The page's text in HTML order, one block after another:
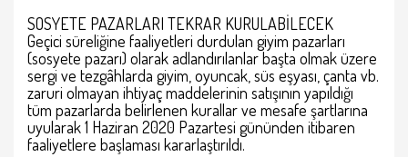
SOSYETE PAZARLARI TEKRAR KURULABİLECEK
Geçici süreliğine faaliyetleri durdulan giyim pazarları
(sosyete pazarı) olarak adlandırılanlar başta olmak üzere
sergi ve tezgâhlarda giyim, oyuncak, süs eşyası, çanta vb.
zaruri olmayan ihtiyaç maddelerinin satışının yapıldığı
tüm pazarlarda belirlenen kurallar ve mesafe şartlarına
uyularak 1 Haziran 2020 Pazartesi gününden itibaren
faaliyetlere başlaması kararlaştırıldı.